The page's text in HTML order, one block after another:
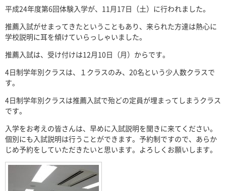
平成24年度第6回体験入学が、11月17日（土）に行われました。
推薦入試がせまってきたということもあり、来られた方達は熱心に
学校説明に耳を傾けていらっしゃいました。
推薦入試は、受け付けは12月10日（月）からです。
4日制学年別クラスは、１クラスのみ、20名という少人数クラスで
す。
4日制学年別クラスは推薦入試で殆どの定員が埋まってしまうクラス
です。
入学をお考えの皆さんは、早めに入試説明を聞きに来てください。
個別にも入試説明は行うことができます。予約制ですので、あらか
じめ予約をしていただきたいと思います。よろしくお願いします。